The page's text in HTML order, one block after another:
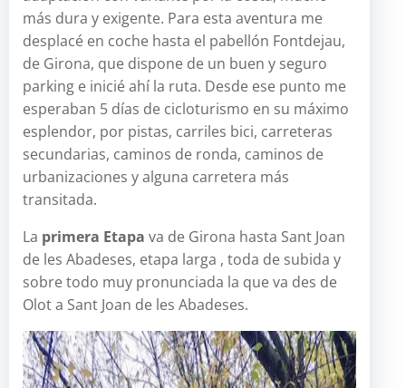
más dura y exigente. Para esta aventura me
desplacé en coche hasta el pabellón Fontdejau,
de Girona, que dispone de un buen y seguro
parking e inicié ahí la ruta. Desde ese punto me
esperaban 5 días de cicloturismo en su máximo
esplendor, por pistas, carriles bici, carreteras
secundarias, caminos de ronda, caminos de
urbanizaciones y alguna carretera más
transitada.
La primera Etapa va de Girona hasta Sant Joan
de les Abadeses, etapa larga , toda de subida y
sobre todo muy pronunciada la que va des de
Olot a Sant Joan de les Abadeses.